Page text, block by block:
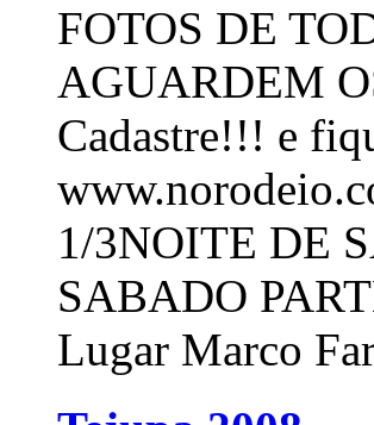
FOTOS DE
AGUARDEM
Cadastre!!! e
1/3NOITE DE
SABADO
Lugar Marco